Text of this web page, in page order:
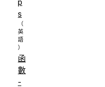
s
函
數
-